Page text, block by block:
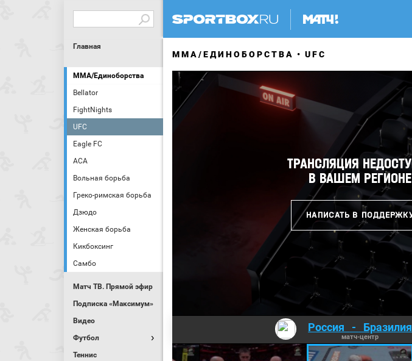
Главная
MMA/Единоборства
Bellator
FightNights
UFC
Eagle FC
АСА
Вольная борьба
Греко-римская борьба
Дзюдо
Женская борьба
Кикбоксинг
Самбо
Матч ТВ. Прямой эфир
Подписка «Максимум»
Видео
Футбол
Теннис
MMA/ЕДИНОБОРСТВА UFC
Россия - Бразилия
матч-центр